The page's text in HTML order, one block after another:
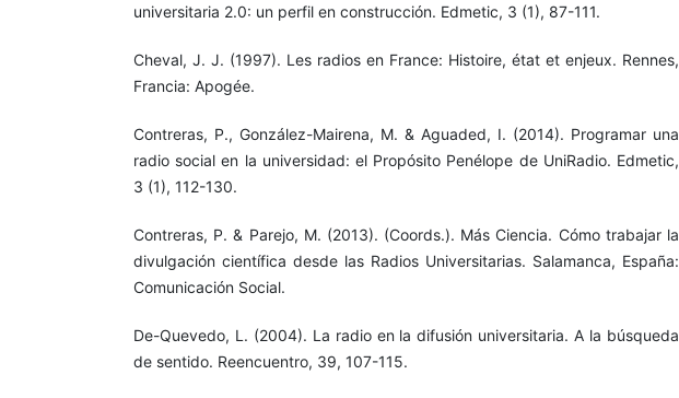
universitaria 2.0: un perfil en construcción. Edmetic, 3 (1), 87-111.
Cheval, J. J. (1997). Les radios en France: Histoire, état et enjeux. Rennes,
Francia: Apogée.
Contreras, P., González-Mairena, M. & Aguaded, I. (2014). Programar una
radio social en la universidad: el Propósito Penélope de UniRadio. Edmetic,
3 (1), 112-130.
Contreras, P. & Parejo, M. (2013). (Coords.). Más Ciencia. Cómo trabajar la
divulgación científica desde las Radios Universitarias. Salamanca, España:
Comunicación Social.
De-Quevedo, L. (2004). La radio en la difusión universitaria. A la búsqueda
de sentido. Reencuentro, 39, 107-115.